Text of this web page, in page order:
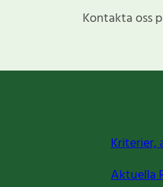
Kontakta oss
Kriterier,
Aktuella